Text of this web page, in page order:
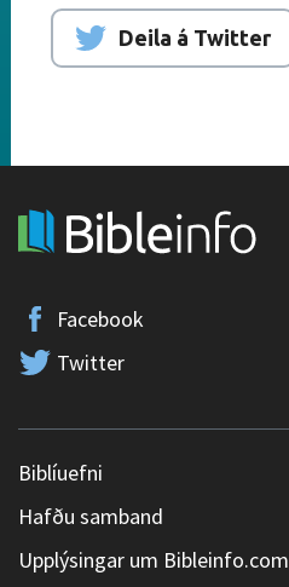
Deila á Twitter
Facebook
Twitter
Biblíuefni
Hafðu samband
Upplýsingar um Bibleinfo.com